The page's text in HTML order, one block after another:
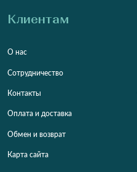
Клиентам
О нас
Сотрудничество
Контакты
Оплата и доставка
Обмен и возврат
Карта сайта